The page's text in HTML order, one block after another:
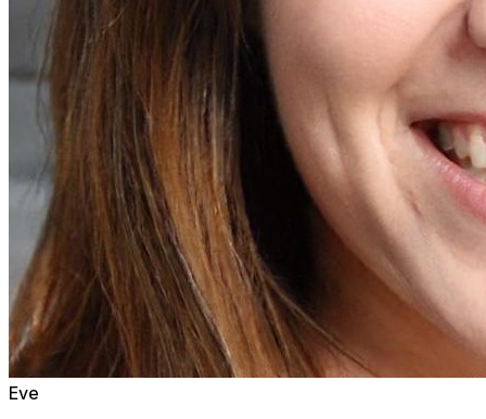
Eve